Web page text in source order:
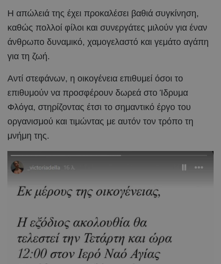
Η απώλειά της έχει προκαλέσει βαθιά συγκίνηση,
καθώς πολλοί φίλοι και συνεργάτες μιλούν για έναν
άνθρωπο δυναμικό, χαμογελαστό και γεμάτο αγάπη
για τη ζωή.
Αντί στεφάνων, η οικογένεια επιθυμεί όσοι το
επιθυμούν να προσφέρουν δωρεά στο Ίδρυμα
Φλόγα, στηρίζοντας έτσι το σημαντικό έργο του
οργανισμού και τιμώντας με αυτόν τον τρόπο τη
μνήμη της.